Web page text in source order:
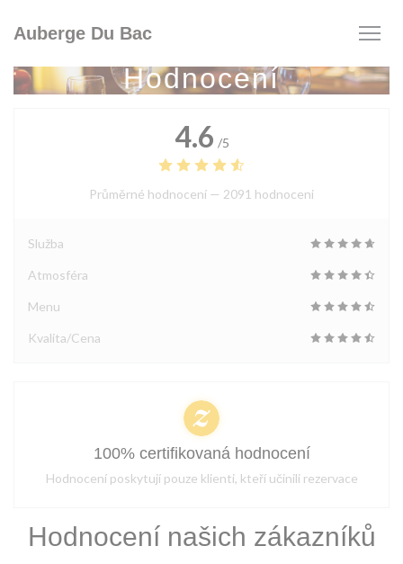
Auberge Du Bac
Hodnocení
Hodnocení našich zákazníků
4.6 /5
Průměrné hodnocení — 2091 hodnoceni
Služba
Atmosféra
Menu
Kvalita/Cena
100% certifikovaná hodnocení
Hodnocení poskytují pouze klienti, kteří učinili rezervace